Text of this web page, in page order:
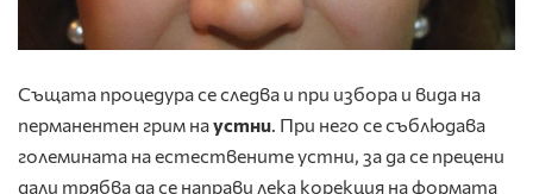
Същата процедура се следва и при избора и вида на
перманентен грим наустни. При него се съблюдава
големината на естествените устни, за да се прецени
дали трябва да се направи лека корекция на формата